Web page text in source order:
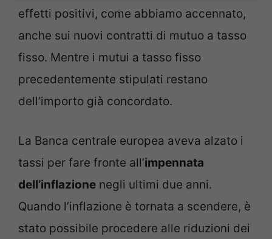
effetti positivi, come abbiamo accennato,
anche sui nuovi contratti di mutuo a tasso
fisso. Mentre i mutui a tasso fisso
precedentemente stipulati restano
dell’importo già concordato.
La Banca centrale europea aveva alzato i
tassi per fare fronte all’impennata
dell’inflazione negli ultimi due anni.
Quando l’inflazione è tornata a scendere, è
stato possibile procedere alle riduzioni dei